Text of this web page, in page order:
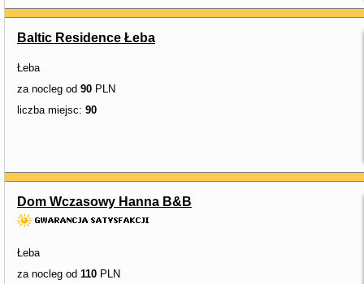
Baltic Residence Łeba
Łeba
za nocleg od 90 PLN
liczba miejsc: 90
Dom Wczasowy Hanna B&B
Łeba
za nocleg od 110 PLN